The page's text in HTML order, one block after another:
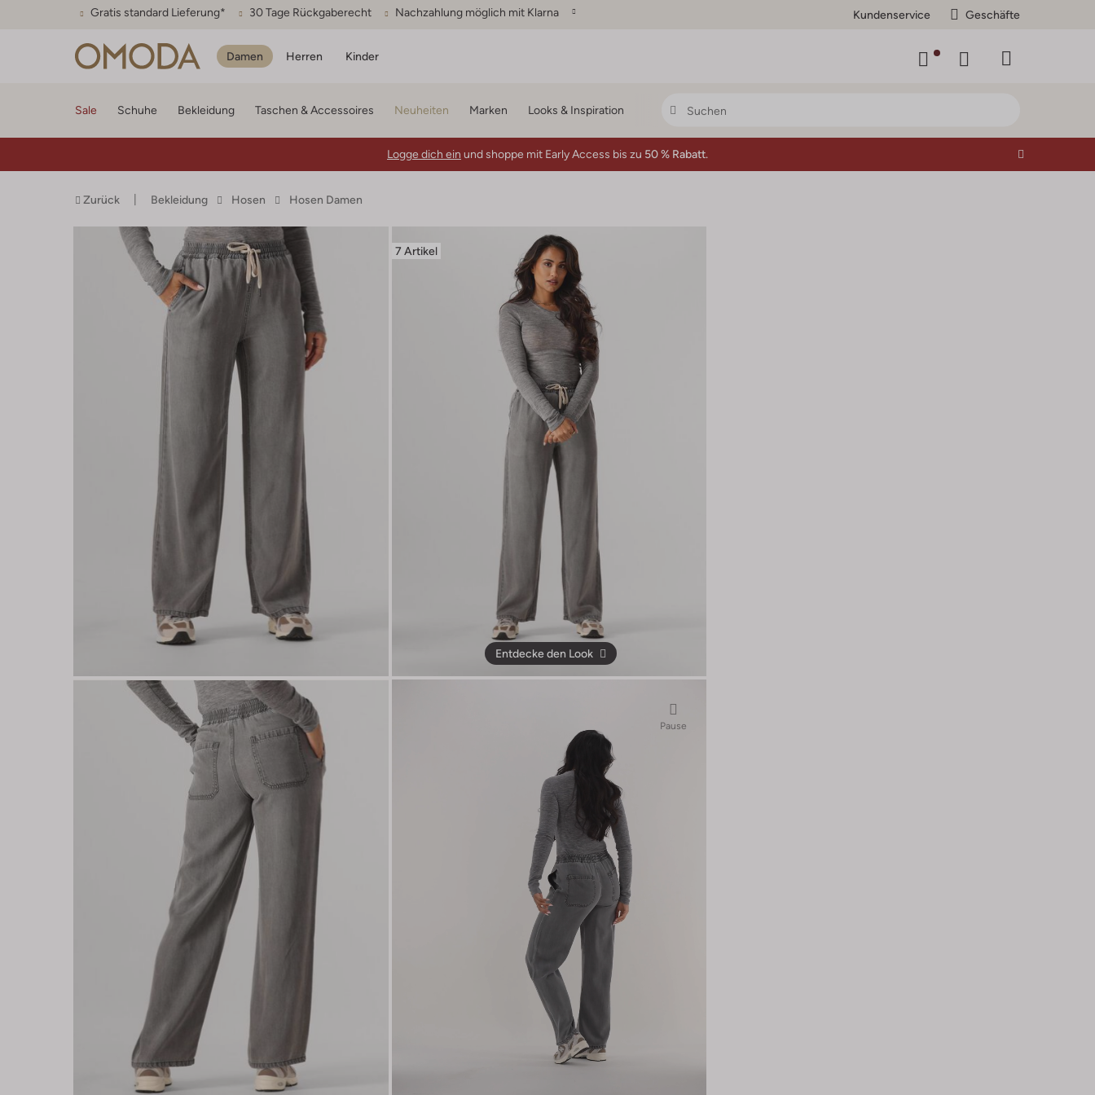
Gratis standard Lieferung* 30 Tage Rückgaberecht Nachzahlung möglich mit Klarna Kundenservice Geschäfte
Damen Herren Kinder
Sale Schuhe Bekleidung Taschen & Accessoires Neuheiten Marken Looks & Inspiration
Logge dich ein und shoppe mit Early Access bis zu 50 % Rabatt.
Zurück Bekleidung Hosen Hosen Damen
7 Artikel
Entdecke den Look
Pause